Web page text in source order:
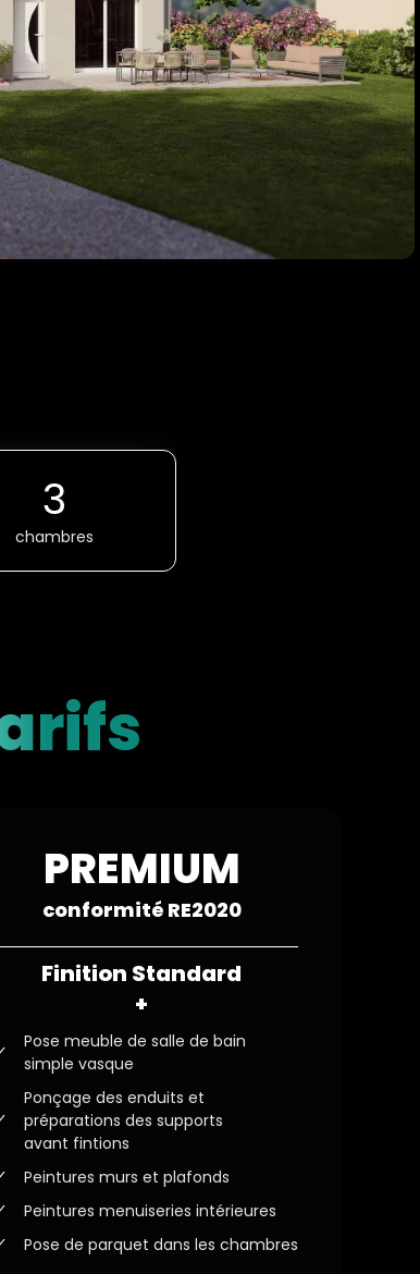
3
chambres
PREMIUM
conformité RE2020
Finition Standard
+
Pose meuble de salle de bain
simple vasque
Ponçage des enduits et
préparations des supports
avant fintions
Peintures murs et plafonds
Peintures menuiseries intérieures
Pose de parquet dans les chambres